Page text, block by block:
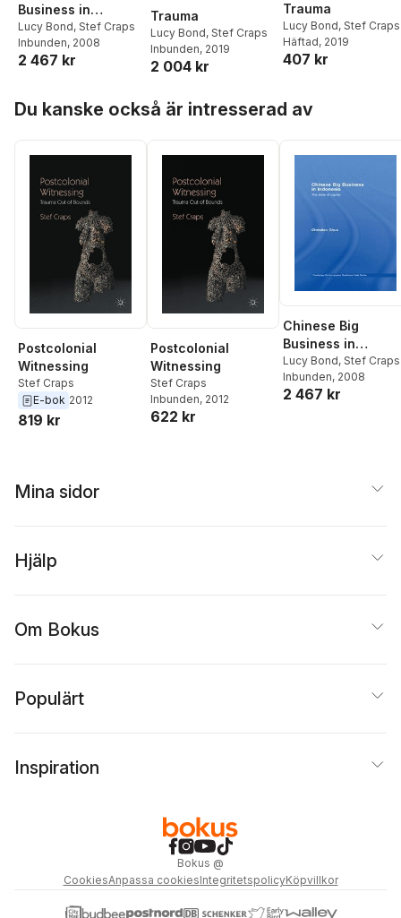
Business in
Indonesia
Lucy Bond, Stef Craps
Inbunden, 2008
2 467 kr
Trauma
Lucy Bond, Stef Craps
Inbunden, 2019
2 004 kr
Trauma
Lucy Bond, Stef Craps
Häftad, 2019
407 kr
Du kanske också är intresserad av
Postcolonial
Witnessing
Stef Craps
E-bok 2012
819 kr
Postcolonial
Witnessing
Stef Craps
Inbunden, 2012
622 kr
Chinese Big
Business in
Indonesia
Lucy Bond, Stef Craps
Inbunden, 2008
2 467 kr
Mina sidor
Hjälp
Om Bokus
Populärt
Inspiration
Bokus @
CookiesAnpassa cookiesIntegritetspolicyKöpvillkor